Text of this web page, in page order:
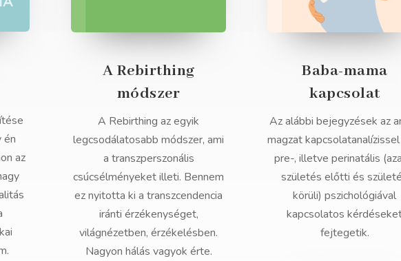
én
az
A Rebirthing
módszer
A Rebirthing az egyik
legcsodálatosabb módszer, ami
a transzperszonális
csúcsélményeket illeti. Bennem
ez nyitotta ki a transzcendencia
iránti érzékenységet,
világnézetben, érzékelésben.
Nagyon hálás vagyok érte.
Baba-mama
kapcsolat
Az alábbi bejegyzések az
magzat
pre-, illetve perinatális
születés előtti és
körüli) pszichológiával
kapcsolatos
fejtegetik.